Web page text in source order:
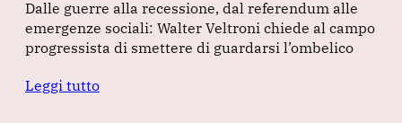
Dalle guerre alla recessione, dal referendum alle
emergenze sociali: Walter Veltroni chiede al campo
progressista di smettere di guardarsi l’ombelico
Leggi tutto